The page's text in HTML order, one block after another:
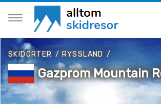
SKIDORTER / RYSSLAND /
Gazprom Mountain